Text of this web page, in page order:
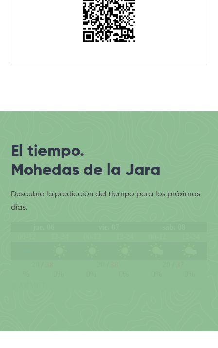
El tiempo.
Mohedas de la Jara
Descubre la predicción del tiempo para los próximos
días.